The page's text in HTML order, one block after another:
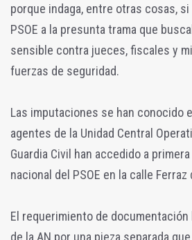
porque indaga, entre otras cosas, si
PSOE a la presunta trama que
sensible contra jueces, fiscales y
fuerzas de seguridad.
Las imputaciones se han conocido
agentes de la Unidad Central
Guardia Civil han accedido a
nacional del PSOE en la calle Ferraz
El requerimiento de documentación
de la AN por una pieza separada